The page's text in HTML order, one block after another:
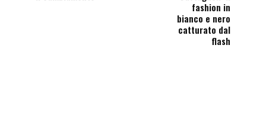
fashion in
bianco e nero
catturato dal
flash